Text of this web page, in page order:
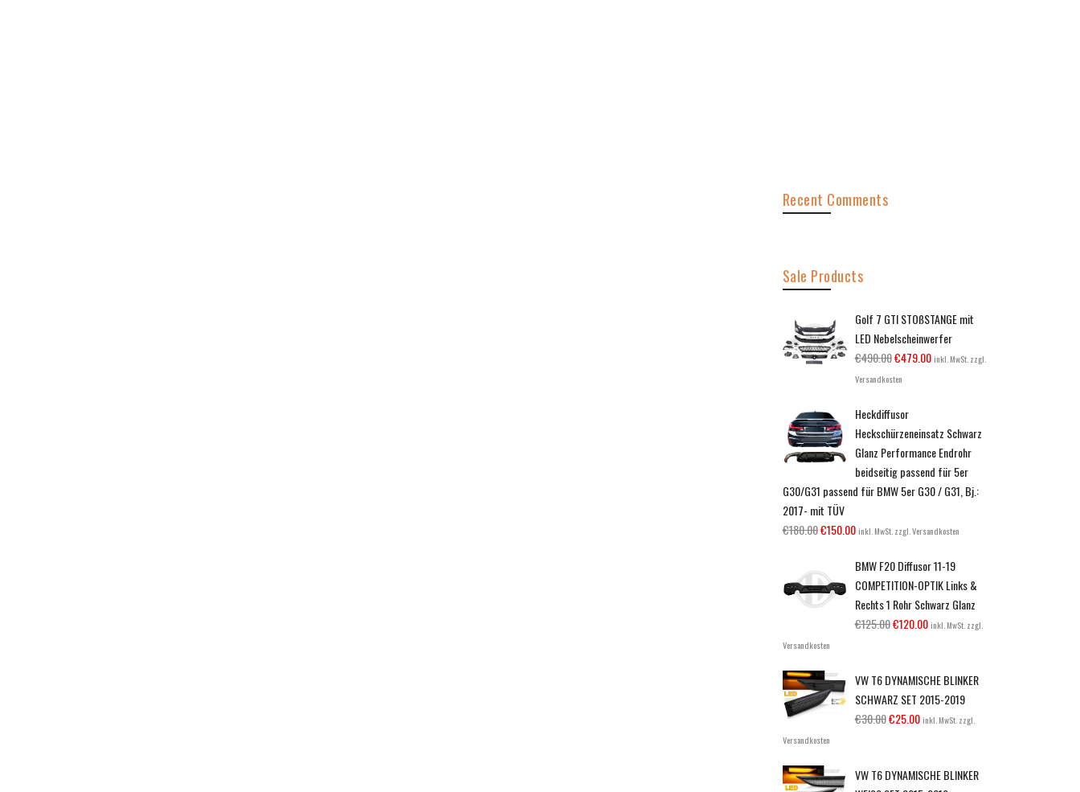
Recent Comments
Sale Products
Golf 7 GTI STOßSTANGE mit
LED Nebelscheinwerfer
€490.00€479.00 inkl. MwSt. zzgl.
Versandkosten
Heckdiffusor
Heckschürzeneinsatz Schwarz
Glanz Performance Endrohr
beidseitig passend für 5er
G30/G31 passend für BMW 5er G30 / G31, Bj.:
2017- mit TÜV
€180.00€150.00 inkl. MwSt. zzgl. Versandkosten
BMW F20 Diffusor 11-19
COMPETITION-OPTIK Links &
Rechts 1 Rohr Schwarz Glanz
€125.00€120.00 inkl. MwSt. zzgl.
Versandkosten
VW T6 DYNAMISCHE BLINKER
SCHWARZ SET 2015-2019
€30.00€25.00 inkl. MwSt. zzgl.
Versandkosten
VW T6 DYNAMISCHE BLINKER